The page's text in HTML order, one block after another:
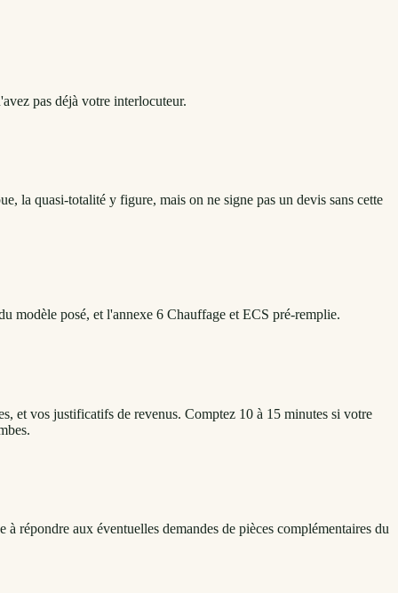
pas déjà votre interlocuteur.
la quasi-totalité y figure, mais on ne signe pas un devis sans cette
modèle posé, et l'annexe 6 Chauffage et ECS pré-remplie.
et vos justificatifs de revenus. Comptez 10 à 15 minutes si votre
répondre aux éventuelles demandes de pièces complémentaires du